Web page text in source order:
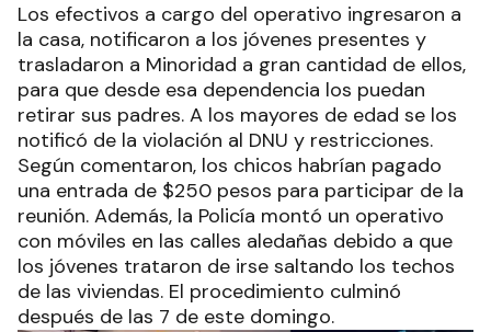
Los efectivos a cargo del operativo ingresaron a
la casa, notificaron a los jóvenes presentes y
trasladaron a Minoridad a gran cantidad de ellos,
para que desde esa dependencia los puedan
retirar sus padres. A los mayores de edad se los
notificó de la violación al DNU y restricciones.
Según comentaron, los chicos habrían pagado
una entrada de $250 pesos para participar de la
reunión. Además, la Policía montó un operativo
con móviles en las calles aledañas debido a que
los jóvenes trataron de irse saltando los techos
de las viviendas. El procedimiento culminó
después de las 7 de este domingo.